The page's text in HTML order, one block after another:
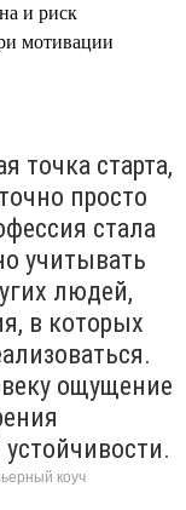
и риск
мотивации
точка старта,
просто
стала
учитывать
людей,
в которых
ощущение
коуч